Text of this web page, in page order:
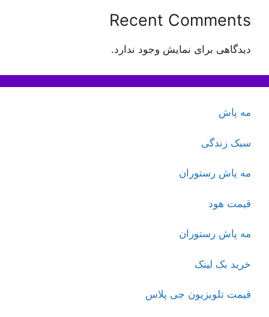
Recent Comments
دیدگاهی برای نمایش وجود ندارد.
مه پاش
سبک زندگی
مه پاش رستوران
قیمت هود
مه پاش رستوران
خرید بک لینک
قیمت تلویزیون جی پلاس